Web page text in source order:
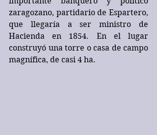
zaragozano, partidario de Espartero,
que llegaría a ser ministro de
Hacienda en 1854. En el lugar
construyó una torre o casa de campo
magnífica, de casi 4 ha.